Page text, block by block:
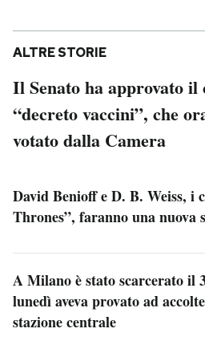
ALTRE STORIE
Il Senato ha approvato il
“decreto vaccini”, che
votato dalla Camera
David Benioff e D. B. Weiss, i
Thrones”, faranno una nuova
A Milano è stato scarcerato il
lunedì aveva provato ad
stazione centrale